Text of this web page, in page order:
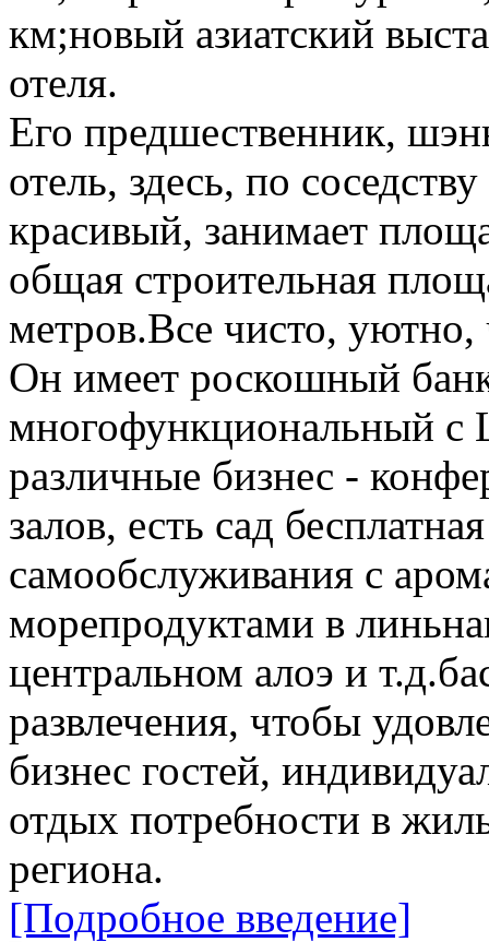
км;новый азиатский
отеля.
Его предшественник,
отель, здесь, по
красивый, занимает
общая строительная
метров.Все чисто,
Он имеет роскошный
многофункциональный с
различные бизнес -
залов, есть сад
самообслуживания с
морепродуктами в
центральном алоэ и
развлечения, чтобы
бизнес гостей,
отдых потребности в
региона.
[Подробное введение]